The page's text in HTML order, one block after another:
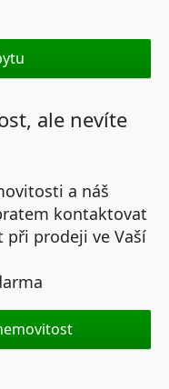
ale nevíte
a náš
kontaktovat
při prodeji ve Vaší